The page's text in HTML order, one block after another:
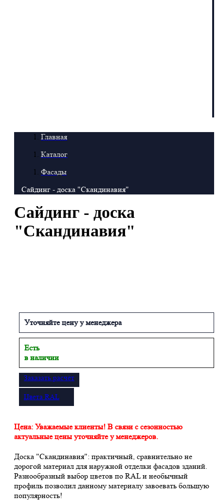
Главная
Каталог
Фасады
Сайдинг - доска "Скандинавия"
Сайдинг - доска
"Скандинавия"
Уточняйте цену у менеджера
Есть
в наличии
Заказать расчёт
Цвета RAL
Цена: Уважаемые клиенты! В связи с сезонностью
актуальные цены уточняйте у менеджеров.
Доска "Скандинавия": практичный, сравнительно не
дорогой материал для наружной отделки фасадов зданий.
Разнообразный выбор цветов по RAL и необычный
профиль позволил данному материалу завоевать большую
популярность!